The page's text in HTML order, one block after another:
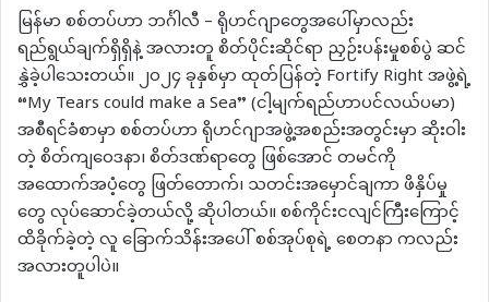
မြန်မာ စစ်တပ်ဟာ ဘင်္ဂါလီ – ရိုဟင်ဂျာတွေအပေါ်မှာလည်း
ရည်ရွယ်ချက်ရှိရှိနဲ့ အလားတူ စိတ်ပိုင်းဆိုင်ရာ ညှဉ်းပန်းမှုစစ်ပွဲ ဆင်
နွှဲခဲ့ပါသေးတယ်။ ၂၀၂၄ ခုနှစ်မှာ ထုတ်ပြန်တဲ့ Fortify Right အဖွဲ့ရဲ့
“My Tears could make a Sea” (ငါ့မျက်ရည်ဟာပင်လယ်ပမာ)
အစီရင်ခံစာမှာ စစ်တပ်ဟာ ရိုဟင်ဂျာအဖွဲ့အစည်းအတွင်းမှာ ဆိုးဝါး
တဲ့ စိတ်ကျဝေဒနာ၊ စိတ်ဒဏ်ရာတွေ ဖြစ်အောင် တမင်ကို
အထောက်အပံ့တွေ ဖြတ်တောက်၊ သတင်းအမှောင်ချကာ ဖိနှိပ်မှု
တွေ လုပ်ဆောင်ခဲ့တယ်လို့ ဆိုပါတယ်။ စစ်ကိုင်းငလျင်ကြီးကြောင့်
ထိခိုက်ခဲ့တဲ့ လူ ခြောက်သိန်းအပေါ် စစ်အုပ်စုရဲ့ စေတနာ ကလည်း
အလားတူပါပဲ။